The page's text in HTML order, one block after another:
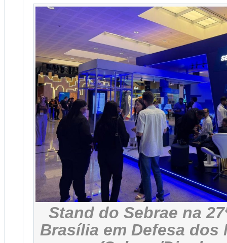
Stand do Sebrae na
Brasília em Defesa dos